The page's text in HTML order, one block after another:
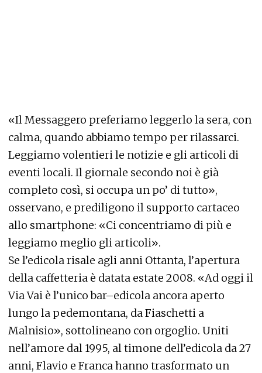
«Il Messaggero preferiamo leggerlo la sera, con
calma, quando abbiamo tempo per rilassarci.
Leggiamo volentieri le notizie e gli articoli di
eventi locali. Il giornale secondo noi è già
completo così, si occupa un po’ di tutto»,
osservano, e prediligono il supporto cartaceo
allo smartphone: «Ci concentriamo di più e
leggiamo meglio gli articoli».
Se l’edicola risale agli anni Ottanta, l’apertura
della caffetteria è datata estate 2008. «Ad oggi il
Via Vai è l’unico bar–edicola ancora aperto
lungo la pedemontana, da Fiaschetti a
Malnisio», sottolineano con orgoglio. Uniti
nell’amore dal 1995, al timone dell’edicola da 27
anni, Flavio e Franca hanno trasformato un